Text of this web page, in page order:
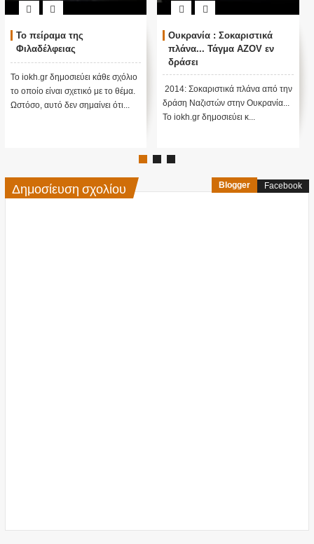
Ουκρανία : Σοκαριστικά
πλάνα... Τάγμα AZOV εν
δράσει
2014: Σοκαριστικά πλάνα από την
δράση Ναζιστών στην Ουκρανία...
Εκβίασαν τον Μακάριο και
το λένε ανοιχτά οι
Βρετανικές μυστικές
υπηρεσίες...
Το iokh.gr δημοσιεύει κάθε
το οποίο είναι σχετικό με το
Ωστόσο, αυτό δεν σημαίνει ότι...
Δημοσίευση σχολίου Blogger Facebook